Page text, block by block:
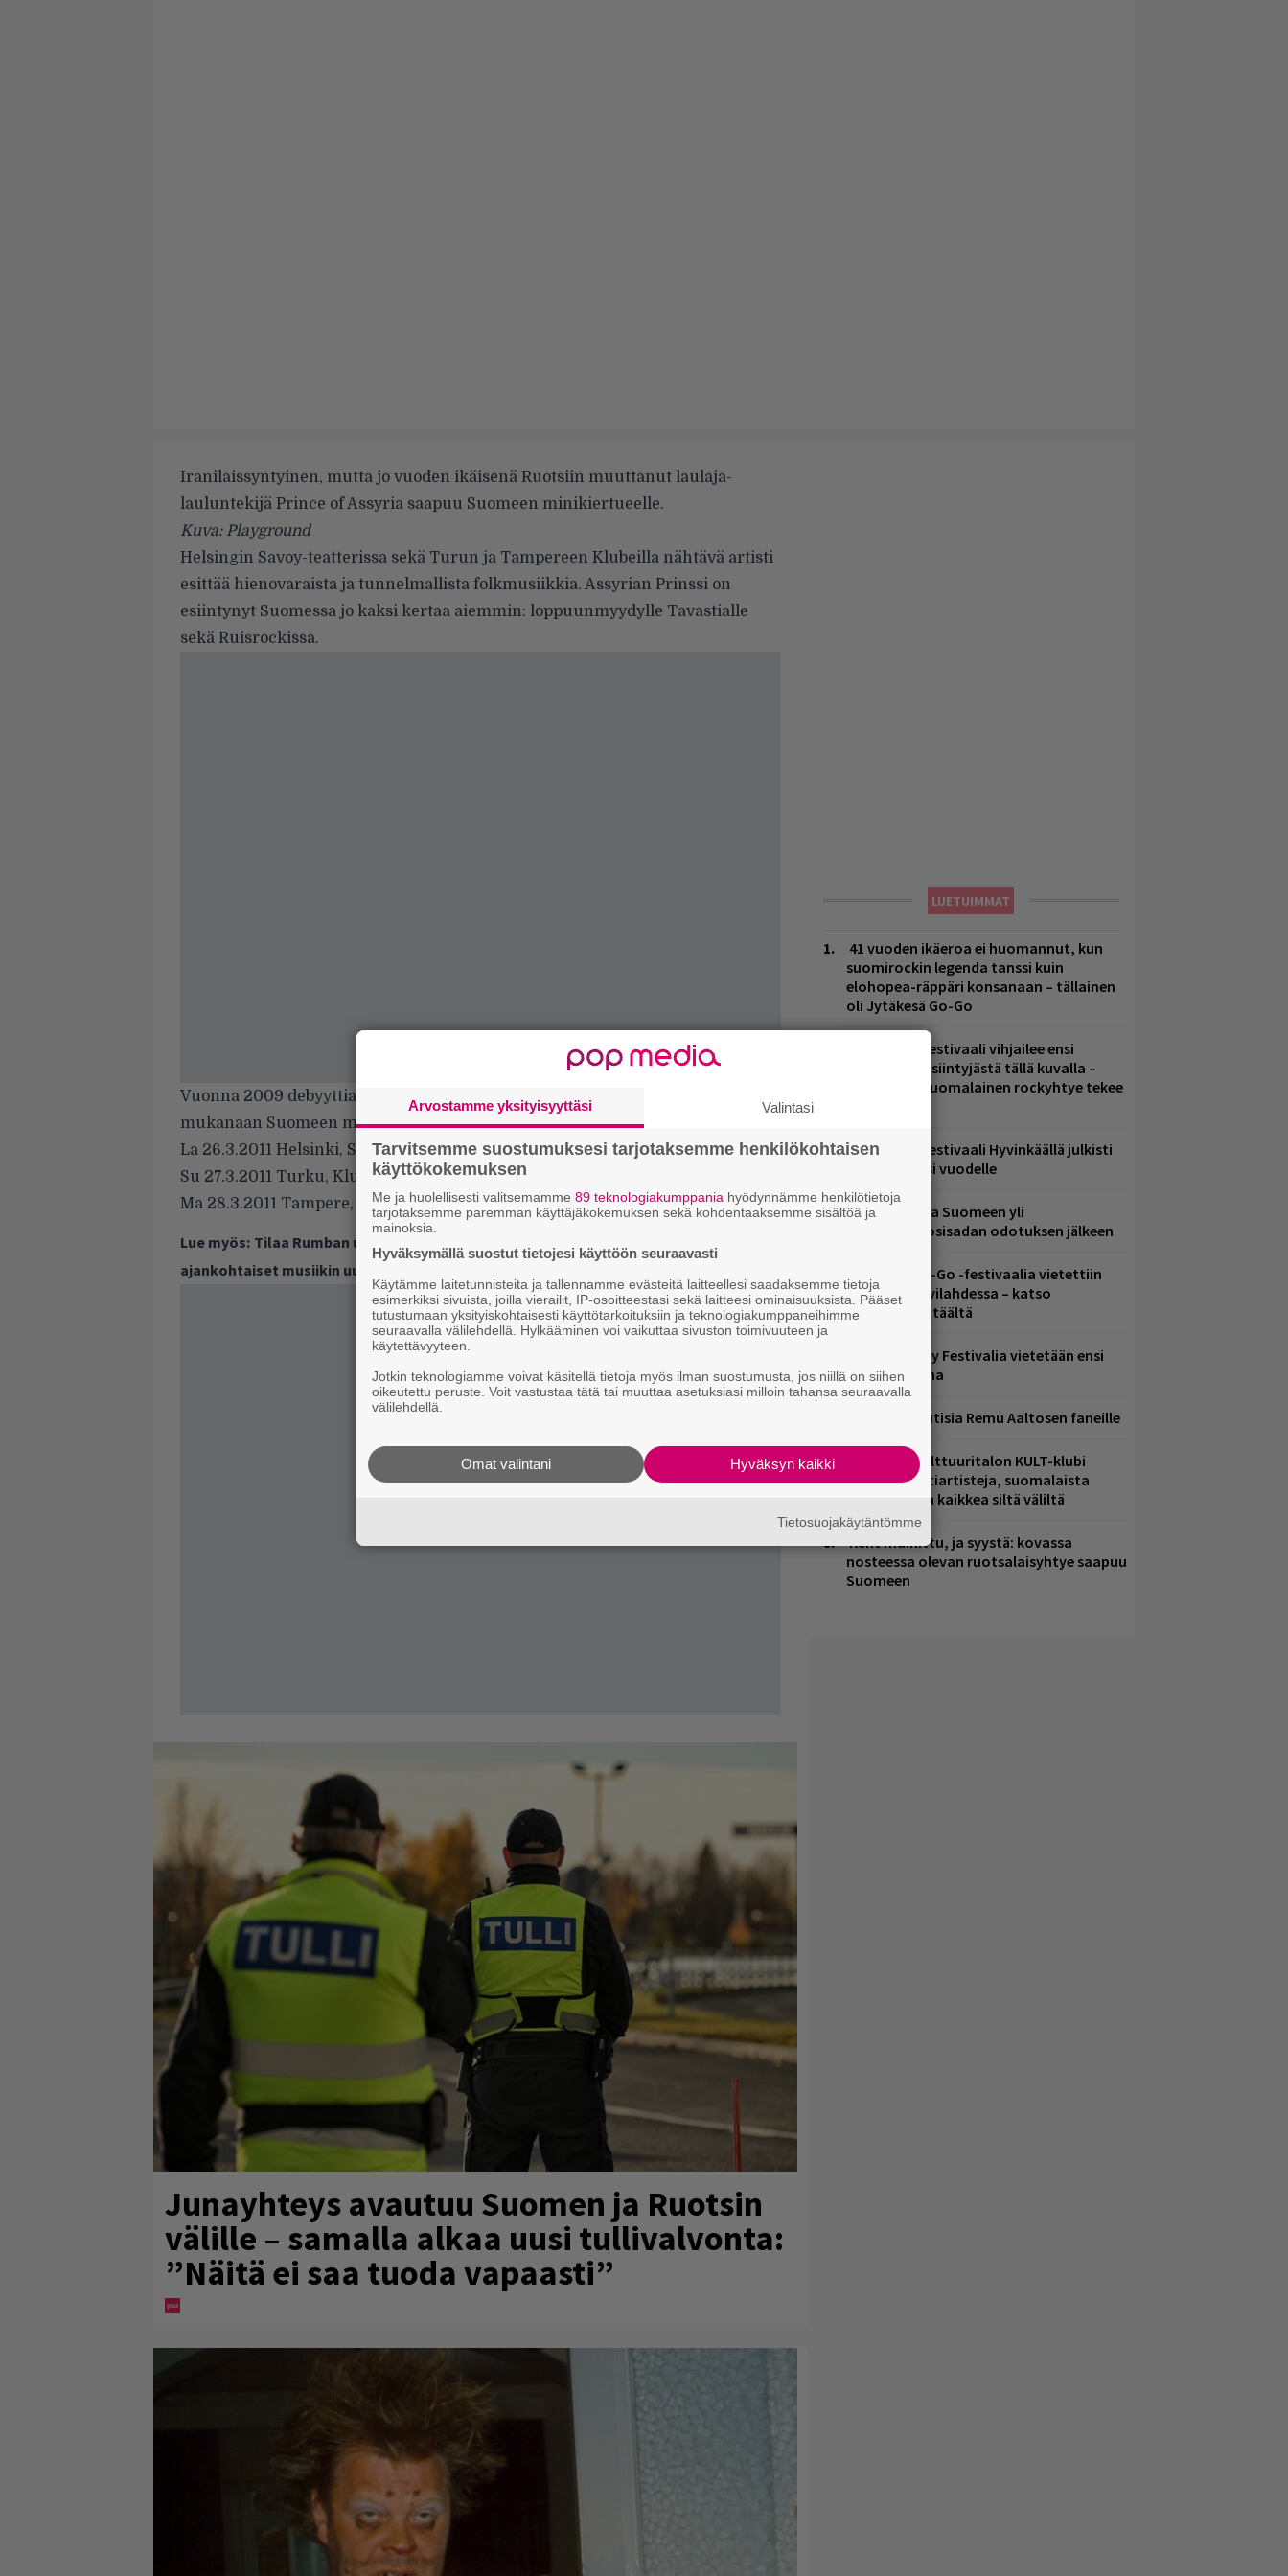
Iranilaissyntyinen, mutta jo vuoden ikäisenä Ruotsiin muuttanut laulaja-
lauluntekijä Prince of Assyria saapuu Suomeen minikiertueelle.
Kuva: Playground
Helsingin Savoy-teatterissa sekä Turun ja Tampereen Klubeilla nähtävä artisti
esittää hienovaraista ja tunnelmallista folkmusiikkia. Assyrian Prinssi on
esiintynyt Suomessa jo kaksi kertaa aiemmin: loppuunmyydylle Tavastialle
sekä Ruisrockissa.
Vuonna 2009 debyyttialbuminsa Missing Noten julkaissut Prince of Assyria tuo
mukanaan Suomeen myös ruotsalaisaktitJonatan Guzmaninsekä
La 26.3.2011 Helsinki, Savoy-teatteri
Su 27.3.2011 Turku, Klubi
Ma 28.3.2011 Tampere, Klubi
Lue myös: Tilaa Rumban uutiskirje ja tiedät mistä kahvitauolla puhutaan! Nappaa
ajankohtaiset musiikin uutiset ja puheenaiheet suoraan sähköpostiin tästä.
Junayhteys avautuu Suomen ja Ruotsin
välille – samalla alkaa uusi tullivalvonta:
”Näitä ei saa tuoda vapaasti”
LUETUIMMAT
41 vuoden ikäeroa ei huomannut, kun
suomirockin legenda tanssi kuin
elohopea-räppäri konsanaan – tällainen
oli Jytäkesä Go-Go
Helsinkiläisfestivaali vihjailee ensi
vuoden pääesiintyjästä tällä kuvalla –
rakastettu suomalainen rockyhtye tekee
Äärimetallifestivaali Hyvinkäällä julkisti
esiintyjiä ensi vuodelle
Weezer palaa Suomeen yli
neljännesvuosisadan odotuksen jälkeen
Jytäkesä Go-Go -festivaalia vietettiin
Helsingin Suvilahdessa – katso
kuvagalleria täältä
Tampere City Festivalia vietetään ensi
viikonloppuna
Mainioita uutisia Remu Aaltosen faneille
Helsingin Kulttuuritalon KULT-klubi
tarjoaa kulttiartisteja, suomalaista
osaamista ja kaikkea siltä väliltä
Kent mainittu, ja syystä: kovassa
nosteessa olevan ruotsalaisyhtye saapuu
Suomeen
Arvostamme yksityisyyttäsi Valintasi
Tarvitsemme suostumuksesi tarjotaksemme henkilökohtaisen
käyttökokemuksen
Me ja huolellisesti valitsemamme 89 teknologiakumppania hyödynnämme henkilötietoja
tarjotaksemme paremman käyttäjäkokemuksen sekä kohdentaaksemme sisältöä ja
mainoksia.
Hyväksymällä suostut tietojesi käyttöön seuraavasti
Käytämme laitetunnisteita ja tallennamme evästeitä laitteellesi saadaksemme tietoja
esimerkiksi sivuista, joilla vierailit, IP-osoitteestasi sekä laitteesi ominaisuuksista. Pääset
tutustumaan yksityiskohtaisesti käyttötarkoituksiin ja teknologiakumppaneihimme
seuraavalla välilehdellä. Hylkääminen voi vaikuttaa sivuston toimivuuteen ja
käytettävyyteen.
Jotkin teknologiamme voivat käsitellä tietoja myös ilman suostumusta, jos niillä on siihen
oikeutettu peruste. Voit vastustaa tätä tai muuttaa asetuksiasi milloin tahansa seuraavalla
välilehdellä.
Hyväksyn kaikki
Omat valintani
Tietosuojakäytäntömme